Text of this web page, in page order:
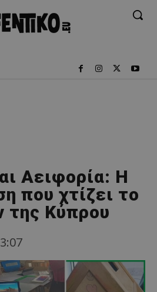
Αειφορία: Η
που χτίζει το
της Κύπρου